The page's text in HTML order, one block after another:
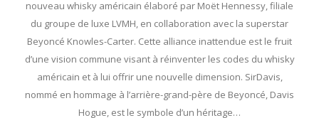
nouveau whisky américain élaboré par Moët Hennessy, filiale
du groupe de luxe LVMH, en collaboration avec la superstar
Beyoncé Knowles-Carter. Cette alliance inattendue est le fruit
d’une vision commune visant à réinventer les codes du whisky
américain et à lui offrir une nouvelle dimension. SirDavis,
nommé en hommage à l’arrière-grand-père de Beyoncé, Davis
Hogue, est le symbole d’un héritage…